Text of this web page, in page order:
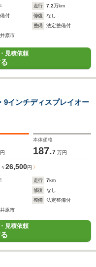
走行 7.2万km
付 修復
なし
整備
法定整備付
原市
見積依頼
インチディスプレイオー
本体価格
187.7 万円
26,500円
走行 7km
修復
なし
整備
法定整備付
原市
見積依頼